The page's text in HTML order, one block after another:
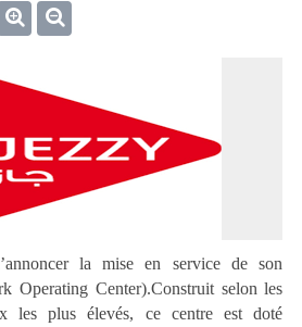
la mise en service de son
Operating Center).Construit selon les
les plus élevés, ce centre est doté